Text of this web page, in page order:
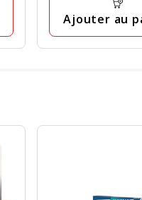
Ajouter au